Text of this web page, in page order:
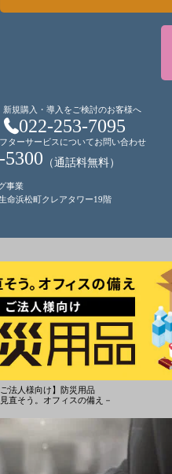
新規購入・導入をご検討のお客様へ
022-253-7095
ターサービスについてお問い合わせ
5300 （通話料無料）
事業
命浜松町クレアタワー19階
ご法人様向け】防災用品
直そう。オフィスの備え－